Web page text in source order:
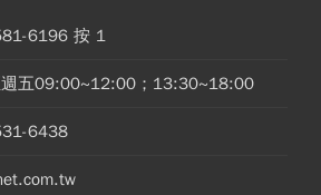
6196 按 1
週五09:00~12:00；13:30~18:00
6438